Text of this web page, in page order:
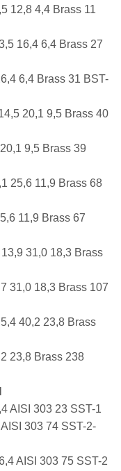
12,8 4,4 Brass 11
16,4 6,4 Brass 27
6,4 Brass 31 BST-
20,1 9,5 Brass 40
9,5 Brass 39
25,6 11,9 Brass 68
11,9 Brass 67
31,0 18,3 Brass
31,0 18,3 Brass 107
40,2 23,8 Brass
23,8 Brass 238
AISI 303 23 SST-1
303 74 SST-2-
AISI 303 75 SST-2